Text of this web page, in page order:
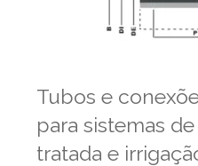
Tubos e
para sistemas
tratada e